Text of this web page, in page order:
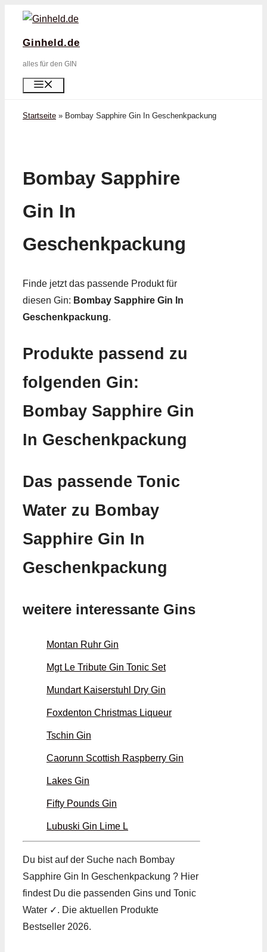
Zum
springen
Ginheld.de
alles für den GIN
Startseite » Bombay Sapphire Gin In Geschenkpackung
Bombay Sapphire
Gin In
Geschenkpackung
Finde jetzt das passende Produkt für
diesen Gin: Bombay Sapphire Gin In
Geschenkpackung.
Produkte passend zu
folgenden Gin:
Bombay Sapphire Gin
In Geschenkpackung
Das passende Tonic
Water zu Bombay
Sapphire Gin In
Geschenkpackung
weitere interessante Gins
Montan Ruhr Gin
Mgt Le Tribute Gin Tonic Set
Mundart Kaiserstuhl Dry Gin
Foxdenton Christmas Liqueur
Tschin Gin
Caorunn Scottish Raspberry Gin
Lakes Gin
Fifty Pounds Gin
Lubuski Gin Lime L
Du bist auf der Suche nach Bombay
Sapphire Gin In Geschenkpackung ? Hier
findest Du die passenden Gins und Tonic
Water ✓. Die aktuellen Produkte
Bestseller 2026.